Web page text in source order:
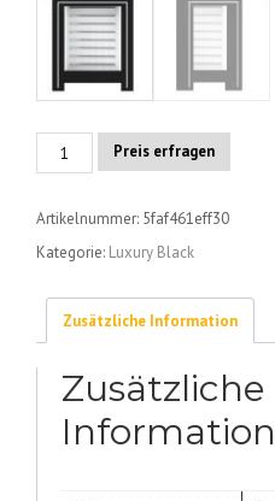
Luxury
Black
Menge
Preis erfragen
Artikelnummer: 5faf461eff30
Kategorie: Luxury Black
Zusätzliche Information
Zusätzliche
Information